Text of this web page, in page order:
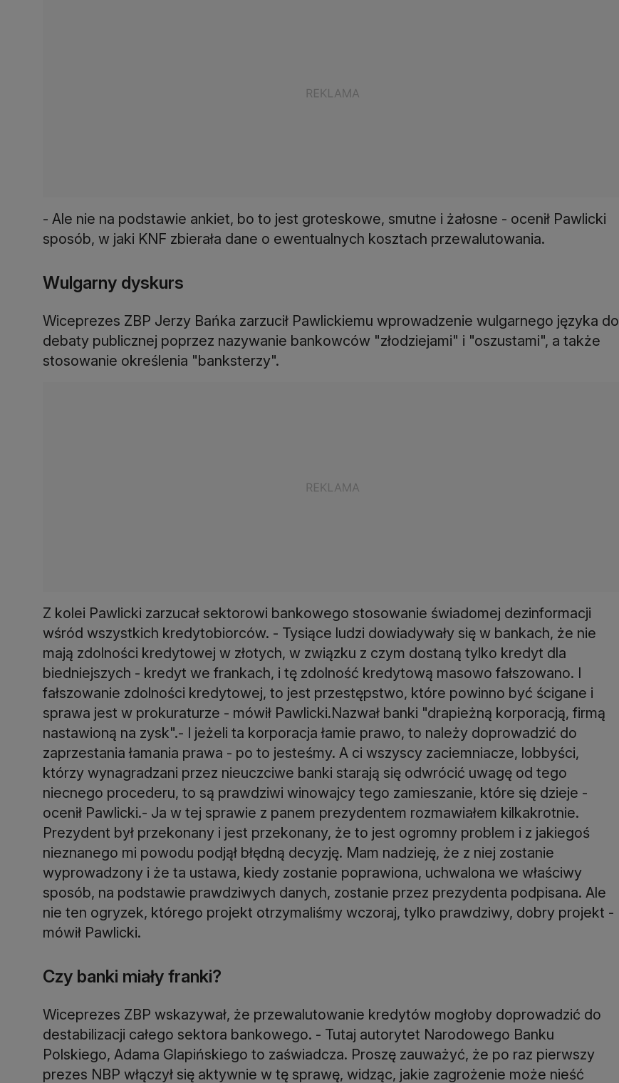
- Ale nie na podstawie ankiet, bo to jest groteskowe, smutne i żałosne - ocenił Pawlicki
sposób, w jaki KNF zbierała dane o ewentualnych kosztach przewalutowania.
Wulgarny dyskurs
Wiceprezes ZBP Jerzy Bańka zarzucił Pawlickiemu wprowadzenie wulgarnego języka do
debaty publicznej poprzez nazywanie bankowców "złodziejami" i "oszustami", a także
stosowanie określenia "banksterzy".
Z kolei Pawlicki zarzucał sektorowi bankowego stosowanie świadomej dezinformacji
wśród wszystkich kredytobiorców. - Tysiące ludzi dowiadywały się w bankach, że nie
mają zdolności kredytowej w złotych, w związku z czym dostaną tylko kredyt dla
biedniejszych - kredyt we frankach, i tę zdolność kredytową masowo fałszowano. I
fałszowanie zdolności kredytowej, to jest przestępstwo, które powinno być ścigane i
sprawa jest w prokuraturze - mówił Pawlicki.Nazwał banki "drapieżną korporacją, firmą
nastawioną na zysk".- I jeżeli ta korporacja łamie prawo, to należy doprowadzić do
zaprzestania łamania prawa - po to jesteśmy. A ci wszyscy zaciemniacze, lobbyści,
którzy wynagradzani przez nieuczciwe banki starają się odwrócić uwagę od tego
niecnego procederu, to są prawdziwi winowajcy tego zamieszanie, które się dzieje -
ocenił Pawlicki.- Ja w tej sprawie z panem prezydentem rozmawiałem kilkakrotnie.
Prezydent był przekonany i jest przekonany, że to jest ogromny problem i z jakiegoś
nieznanego mi powodu podjął błędną decyzję. Mam nadzieję, że z niej zostanie
wyprowadzony i że ta ustawa, kiedy zostanie poprawiona, uchwalona we właściwy
sposób, na podstawie prawdziwych danych, zostanie przez prezydenta podpisana. Ale
nie ten ogryzek, którego projekt otrzymaliśmy wczoraj, tylko prawdziwy, dobry projekt -
mówił Pawlicki.
Czy banki miały franki?
Wiceprezes ZBP wskazywał, że przewalutowanie kredytów mogłoby doprowadzić do
destabilizacji całego sektora bankowego. - Tutaj autorytet Narodowego Banku
Polskiego, Adama Glapińskiego to zaświadcza. Proszę zauważyć, że po raz pierwszy
prezes NBP włączył się aktywnie w tę sprawę, widząc, jakie zagrożenie może nieść